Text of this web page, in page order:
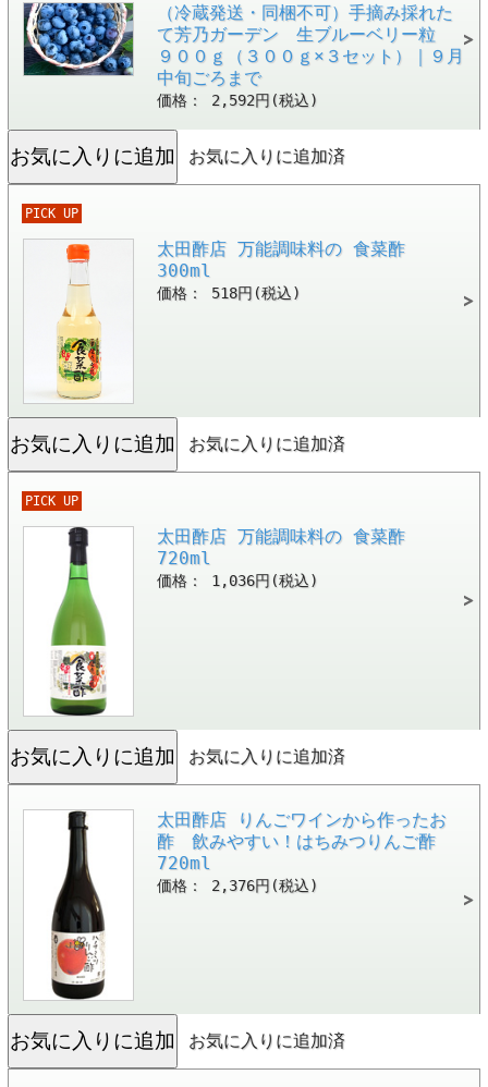
（冷蔵発送・同梱不可）手摘み採れた
て芳乃ガーデン 生ブルーベリー粒
９００ｇ（３００ｇ×３セット）｜９月
中旬ごろまで
価格： 2,592円(税込)
お気に入りに追加済
PICK UP
太田酢店 万能調味料の 食菜酢
300ml
価格： 518円(税込)
お気に入りに追加済
PICK UP
太田酢店 万能調味料の 食菜酢
720ml
価格： 1,036円(税込)
お気に入りに追加済
太田酢店 りんごワインから作ったお
酢 飲みやすい！はちみつりんご酢
720ml
価格： 2,376円(税込)
お気に入りに追加済